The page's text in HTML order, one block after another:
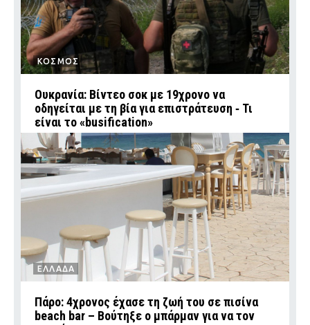
ΚΟΣΜΟΣ
Ουκρανία: Βίντεο σοκ με 19χρονο να
οδηγείται με τη βία για επιστράτευση ‑ Τι
είναι το «busification»
ΕΛΛΑΔΑ
Πάρο: 4χρονος έχασε τη ζωή του σε πισίνα
beach bar – Βούτηξε ο μπάρμαν για να τον